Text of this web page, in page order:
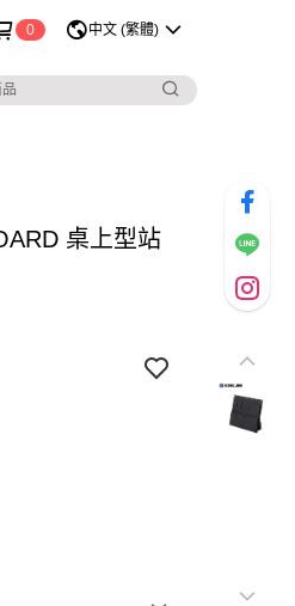
0 中文 (繁體)
桌上型站